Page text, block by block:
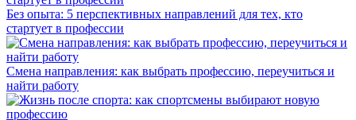
Без опыта: 5 перспективных направлений для тех, кто
стартует в профессии
Смена направления: как выбрать профессию, переучиться и
найти работу